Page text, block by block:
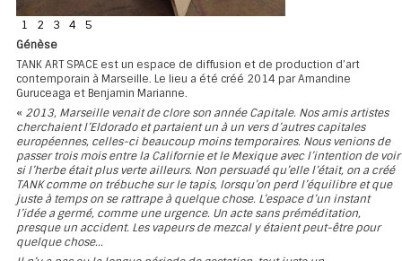
1 2 3 4
5
Génèse
TANK ART SPACE est un espace de diffusion et de production d’art
contemporain à Marseille. Le lieu a été créé 2014 par Amandine
Guruceaga et Benjamin Marianne.
« 2013, Marseille venait de clore son année Capitale. Nos amis artistes
cherchaient l’Eldorado et partaient un à un vers d’autres capitales
européennes, celles-ci beaucoup moins temporaires. Nous venions de
passer trois mois entre la Californie et le Mexique avec l’intention de voir
si l’herbe était plus verte ailleurs. Non persuadé qu’elle l’était, on a créé
TANK comme on trébuche sur le tapis, lorsqu’on perd l’équilibre et que
juste à temps on se rattrape à quelque chose. L’espace d’un instant
l’idée a germé, comme une urgence. Un acte sans préméditation,
presque un accident. Les vapeurs de mezcal y étaient peut-être pour
quelque chose...